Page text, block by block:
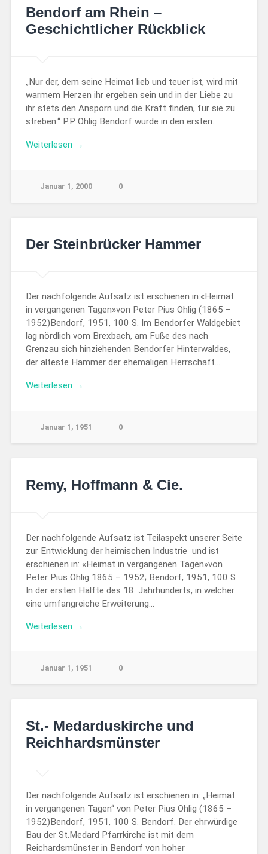
Bendorf am Rhein –
Geschichtlicher Rückblick
„Nur der, dem seine Heimat lieb und teuer ist, wird mit
warmem Herzen ihr ergeben sein und in der Liebe zu
ihr stets den Ansporn und die Kraft finden, für sie zu
streben.“ P.P Ohlig Bendorf wurde in den ersten…
Weiterlesen →
Januar 1, 2000 0
Der Steinbrücker Hammer
Der nachfolgende Aufsatz ist erschienen in:«Heimat
in vergangenen Tagen»von Peter Pius Ohlig (1865 –
1952)Bendorf, 1951, 100 S. Im Bendorfer Waldgebiet
lag nördlich vom Brexbach, am Fuße des nach
Grenzau sich hinziehenden Bendorfer Hinterwaldes,
der älteste Hammer der ehemaligen Herrschaft…
Weiterlesen →
Januar 1, 1951 0
Remy, Hoffmann & Cie.
Der nachfolgende Aufsatz ist Teilaspekt unserer Seite
zur Entwicklung der heimischen Industrie und ist
erschienen in: «Heimat in vergangenen Tagen»von
Peter Pius Ohlig 1865 – 1952; Bendorf, 1951, 100 S
In der ersten Hälfte des 18. Jahrhunderts, in welcher
eine umfangreiche Erweiterung…
Weiterlesen →
Januar 1, 1951 0
St.- Medarduskirche und
Reichhardsmünster
Der nachfolgende Aufsatz ist erschienen in: „Heimat
in vergangenen Tagen“ von Peter Pius Ohlig (1865 –
1952)Bendorf, 1951, 100 S. Bendorf. Der ehrwürdige
Bau der St.Medard Pfarrkirche ist mit dem
Reichardsmünster in Bendorf von hoher